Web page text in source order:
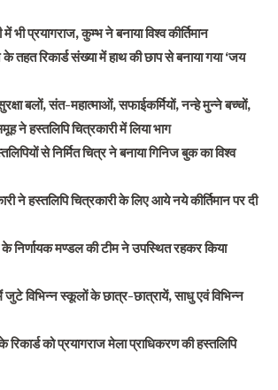
भी प्रयागराज, कुम्भ ने बनाया विश्व कीर्तिमान
के तहत रिकार्ड संख्या में हाथ की छाप से बनाया गया ‘जय
बलों, संत-महात्माओं, सफाईकर्मियों, नन्हे मुन्ने बच्चों,
ने हस्तलिपि चित्रकारी में लिया भाग
से निर्मित चित्र ने बनाया गिनिज बुक का विश्व
ने हस्तलिपि चित्रकारी के लिए आये नये कीर्तिमान पर दी
के निर्णायक मण्डल की टीम ने उपस्थित रहकर किया
जुटे विभिन्न स्कूलों के छात्र-छात्रायें, साधु एवं विभिन्न
को प्रयागराज मेला प्राधिकरण की हस्तलिपि